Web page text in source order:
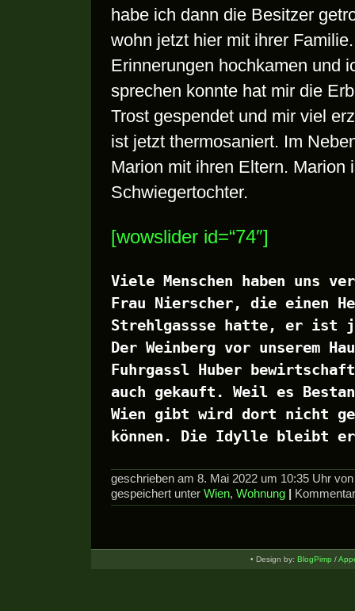
habe ich dann die Besitzer
wohn jetzt hier mit ihrer
Erinnerungen hochkamen und
sprechen konnte hat mir die
Trost gespendet und mir viel
ist jetzt thermosaniert. Im
Marion mit ihren Eltern. Marion
Schwiegertochter.
[wowslider id=“74″]
Viele Menschen haben uns
Frau Nierscher, die einen
Strehlgassse hatte, er ist
Der Weinberg vor unserem
Fuhrgassl Huber
auch gekauft. Weil es
Wien gibt wird dort nicht
können. Die Idylle bleibt
geschrieben am 8. Mai 2022 um 10:35 Uhr
gespeichert unter Wien, Wohnung
• Design by: BlogPimp /